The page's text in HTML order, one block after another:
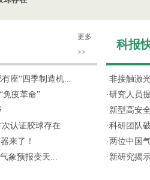
更多
>>
座“四季制造机...
免疫革命”
认证胶球存在
来了！
象预报变天...
科报
·非接触激
·研究人员
· 新型高安
·科研团队
· 两位中国
· 新研究揭